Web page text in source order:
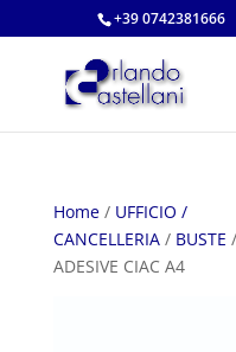
+39 0742381666
Home/ UFFICIO /
CANCELLERIA/ BUSTE /
ADESIVE CIAC A4